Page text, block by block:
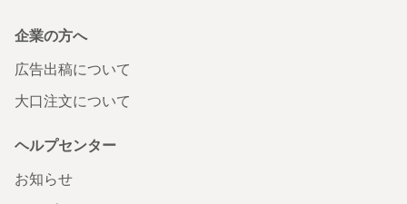
企業の方へ
広告出稿について
大口注文について
ヘルプセンター
お知らせ